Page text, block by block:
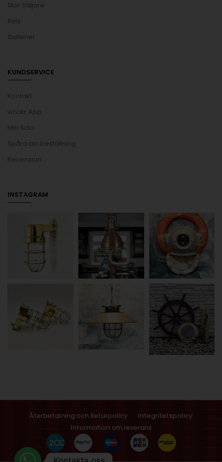
Stor Säljare
Rea
Gallerier
KUNDSERVICE
Kontakt
whats App
Min Sida
Spåra din beställning
Recension
INSTAGRAM
Återbetalning och Returpolicy
Integritetspolicy
Information om leverans